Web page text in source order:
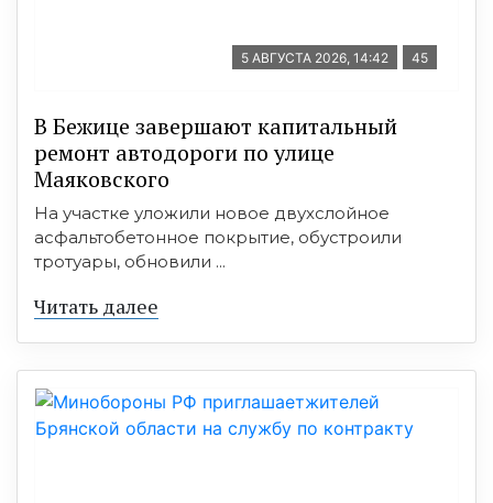
5 АВГУСТА 2026, 14:42 45
В Бежице завершают капитальный
ремонт автодороги по улице
Маяковского
На участке уложили новое двухслойное
асфальтобетонное покрытие, обустроили
тротуары, обновили ...
Читать далее